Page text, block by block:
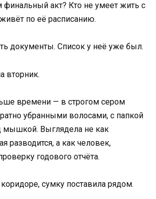
финальный акт? Кто не умеет жить с
по её расписанию.
документы. Список у неё уже был.
вторник.
времени — в строгом сером
убранными волосами, с папкой
мышкой. Выглядела не как
разводится, а как человек,
годового отчёта.
сумку поставила рядом.